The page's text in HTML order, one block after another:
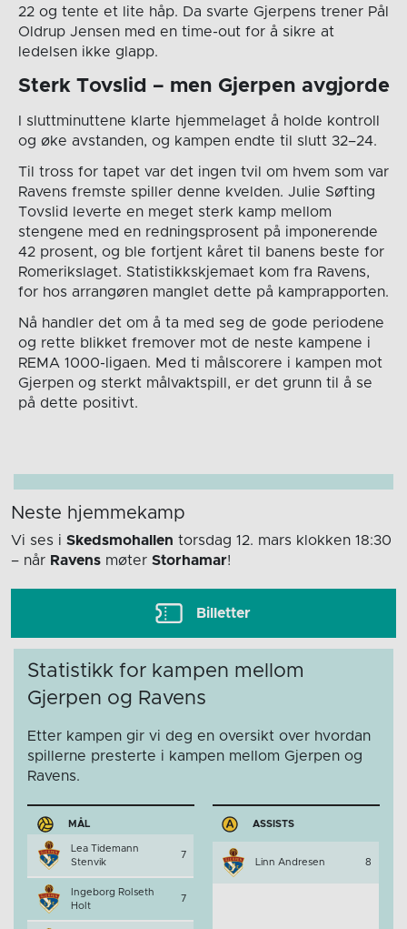
22 og tente et lite håp. Da svarte Gjerpens trener Pål
Oldrup Jensen med en time-out for å sikre at
ledelsen ikke glapp.
Sterk Tovslid – men Gjerpen avgjorde
I sluttminuttene klarte hjemmelaget å holde kontroll
og øke avstanden, og kampen endte til slutt 32–24.
Til tross for tapet var det ingen tvil om hvem som var
Ravens fremste spiller denne kvelden. Julie Søfting
Tovslid leverte en meget sterk kamp mellom
stengene med en redningsprosent på imponerende
42 prosent, og ble fortjent kåret til banens beste for
Romerikslaget. Statistikkskjemaet kom fra Ravens,
for hos arrangøren manglet dette på kamprapporten.
Nå handler det om å ta med seg de gode periodene
og rette blikket fremover mot de neste kampene i
REMA 1000-ligaen. Med ti målscorere i kampen mot
Gjerpen og sterkt målvaktspill, er det grunn til å se
på dette positivt.
Neste hjemmekamp
Vi ses i Skedsmohallen torsdag 12. mars klokken 18:30
– når Ravens møter Storhamar!
Billetter
Statistikk for kampen mellom
Gjerpen og Ravens
Etter kampen gir vi deg en oversikt over hvordan
spillerne presterte i kampen mellom Gjerpen og
Ravens.
MÅL
Lea Tidemann
Stenvik
7
Ingeborg Rolseth
Holt
7
ASSISTS
Linn Andresen 8